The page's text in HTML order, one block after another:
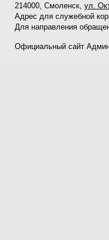
214000, Смоленск,ул.
Адрес для служебной
Для направления
Официальный сайт